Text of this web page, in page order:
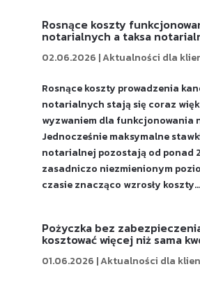
Rosnące koszty
notarialnych a taksa
02.06.2026 |Aktualności dla
Rosnące koszty prowadzenia
notarialnych stają się coraz
wyzwaniem dla funkcjonowania
Jednocześnie maksymalne
notarialnej pozostają od ponad
zasadniczo niezmienionym
czasie znacząco wzrosły koszty...
Pożyczka bez
kosztować więcej niż sama
01.06.2026 |Aktualności dla